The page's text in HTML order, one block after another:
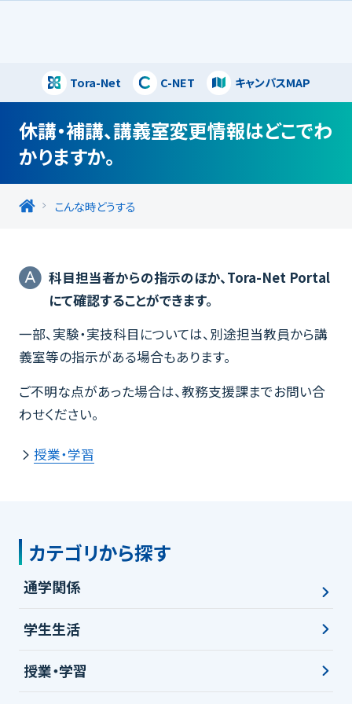
Tora-Net C-NET キャンパスMAP閉じる
休講・補講、講義室変更情報はどこでわ
かりますか。
こんな時どうする
科目担当者からの指示のほか、Tora-Net Portal
にて確認することができます。
一部、実験・実技科目については、別途担当教員から講
義室等の指示がある場合もあります。
ご不明な点があった場合は、教務支援課までお問い合
わせください。
授業・学習
カテゴリから探す
通学関係
学生生活
授業・学習